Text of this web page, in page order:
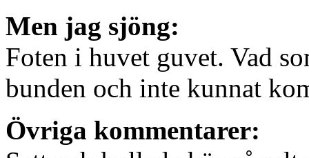
Men jag sjöng:
Foten i huvet guvet. Vad
bunden och inte kunnat
Övriga kommentarer: